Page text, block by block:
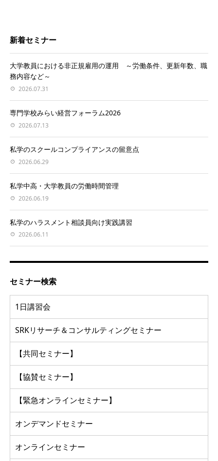
新着セミナー
大学教員における非正規雇用の運用 ～労働条件、更新年数、職
務内容など～
2026.07.31
専門学校みらい経営フォーラム2026
2026.07.13
私学のスクールコンプライアンスの留意点
2026.06.29
私学中高・大学教員の労働時間管理
2026.06.19
私学のハラスメント相談員向け実践講習
2026.06.11
セミナー検索
1日講習会
SRKリサーチ＆コンサルティングセミナー
【共同セミナー】
【協賛セミナー】
【緊急オンラインセミナー】
オンデマンドセミナー
オンラインセミナー